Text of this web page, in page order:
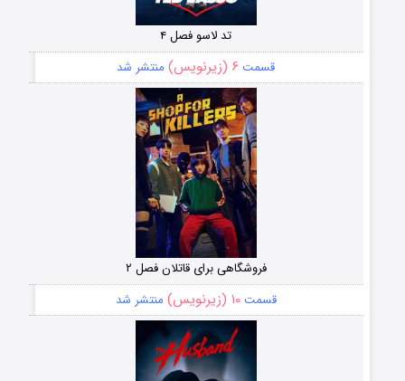
تد لاسو فصل ۴
قسمت ۶ (زیرنویس) منتشر شد
فروشگاهی برای قاتلان فصل ۲
قسمت۱۰ (زیرنویس) منتشر شد